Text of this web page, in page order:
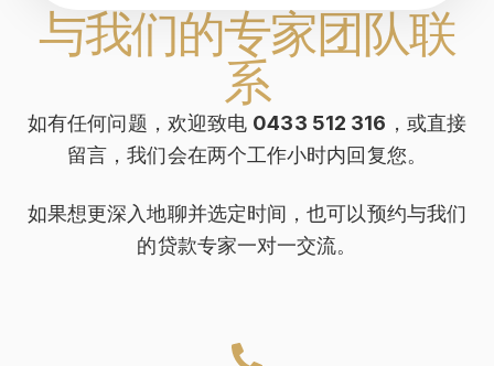
与我们的专家团队联
系
如有任何问题，欢迎致电 0433 512 316 ，或直接
留言，我们会在两个工作小时内回复您。
如果想更深入地聊并选定时间，也可以预约与我们
的贷款专家一对一交流。